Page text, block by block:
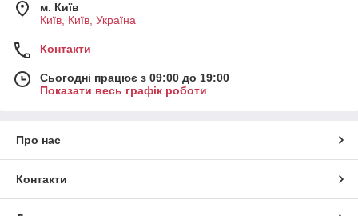
м. Київ
Київ, Київ, Україна
Контакти
Сьогодні працює з 09:00 до 19:00
Показати весь графік роботи
Про нас
Контакти